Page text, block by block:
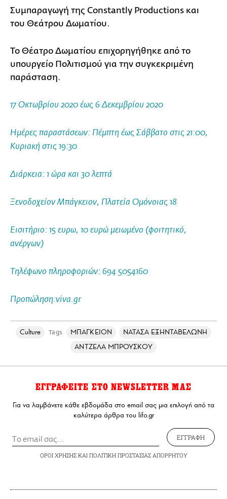
Συμπαραγωγή της Constantly Productions και
του Θεάτρου Δωματίου.
Το Θέατρο Δωματίου επιχορηγήθηκε από το
υπουργείο Πολιτισμού για την συγκεκριμένη
παράσταση.
17 Οκτωβρίου 2020 έως 6 Δεκεμβρίου 2020
Ημέρες παραστάσεων: Πέμπτη έως Σάββατο στις 21:00,
Κυριακή στις 19:30
Διάρκεια: 1 ώρα και 30 λεπτά
Ξενοδοχείον Μπάγκειον, Πλατεία Ομόνοιας 18
Εισιτήριο: 15 ευρω, 10 ευρώ μειωμένο (φοιτητικό,
ανέργων)
Τηλέφωνο πληροφοριών: 694 5054160
Προπώληση:viva.gr
Culture Tags ΜΠΑΓΚΕΙΟΝ
ΝΑΤΑΣΑ ΕΞΗΝΤΑΒΕΛΩΝΗ
ΑΝΤΖΕΛΑ ΜΠΡΟΥΣΚΟΥ
ΕΓΓΡΑΦΕΙΤΕ ΣΤΟ NEWSLETTER ΜΑΣ
Για να λαμβάνετε κάθε εβδομάδα στο email σας μια επιλογή από τα
καλύτερα άρθρα του lifo.gr
ΕΓΓΡΑΦΗ
ΟΡΟΙ ΧΡΗΣΗΣΚΑΙ ΠΟΛΙΤΙΚΗ ΠΡΟΣΤΑΣΙΑΣ ΑΠΟΡΡΗΤΟΥ